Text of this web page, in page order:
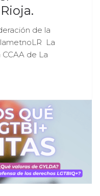
de la
La
de La